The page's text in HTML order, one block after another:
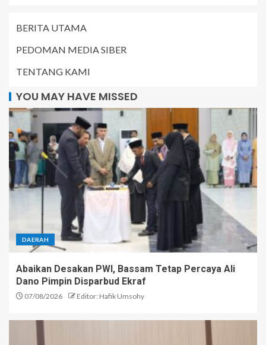
BERITA UTAMA
PEDOMAN MEDIA SIBER
TENTANG KAMI
YOU MAY HAVE MISSED
DAERAH
Abaikan Desakan PWI, Bassam Tetap Percaya Ali
Dano Pimpin Disparbud Ekraf
07/08/2026 Editor: Hafik Umsohy